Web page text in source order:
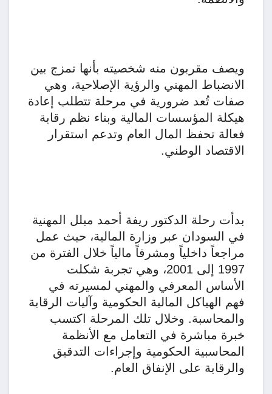
ويصف مقربون منه شخصيته بأنها تمزج بين
الانضباط المهني والرؤية الإصلاحية، وهي
صفات تُعد ضرورية في مرحلة تتطلب إعادة
هيكلة المؤسسات المالية وبناء نظم رقابة
فعالة تحفظ المال العام وتدعم استقرار
الاقتصاد الوطني.
بدأت رحلة الدكتور ريفة أحمد مبلل المهنية
في السودان عبر وزارة المالية، حيث عمل
مراجعاً داخلياً ومشرفاً مالياً خلال الفترة من
1997 إلى 2001، وهي تجربة شكلت
الأساس المعرفي والمهني لمسيرته في
فهم الهياكل المالية الحكومية وآليات الرقابة
والمحاسبة. وخلال تلك المرحلة اكتسب
خبرة مباشرة في التعامل مع الأنظمة
المحاسبية الحكومية وإجراءات التدقيق
والرقابة على الإنفاق العام.